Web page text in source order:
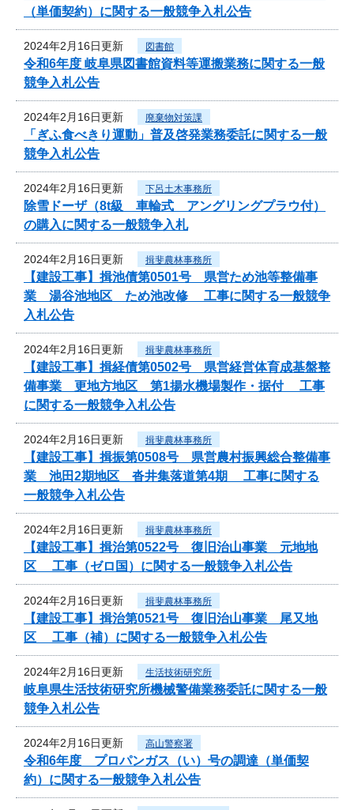
（単価契約）に関する一般競争入札公告
2024年2月16日更新 図書館
令和6年度 岐阜県図書館資料等運搬業務に関する一般
競争入札公告
2024年2月16日更新 廃棄物対策課
「ぎふ食べきり運動」普及啓発業務委託に関する一般
競争入札公告
2024年2月16日更新 下呂土木事務所
除雪ドーザ（8t級 車輪式 アングリングプラウ付）
の購入に関する一般競争入札
2024年2月16日更新 揖斐農林事務所
【建設工事】揖池債第0501号 県営ため池等整備事
業 湯谷池地区 ため池改修 工事に関する一般競争
入札公告
2024年2月16日更新 揖斐農林事務所
【建設工事】揖経債第0502号 県営経営体育成基盤整
備事業 更地方地区 第1揚水機場製作・据付 工事
に関する一般競争入札公告
2024年2月16日更新 揖斐農林事務所
【建設工事】揖振第0508号 県営農村振興総合整備事
業 池田2期地区 沓井集落道第4期 工事に関する
一般競争入札公告
2024年2月16日更新 揖斐農林事務所
【建設工事】揖治第0522号 復旧治山事業 元地地
区 工事（ゼロ国）に関する一般競争入札公告
2024年2月16日更新 揖斐農林事務所
【建設工事】揖治第0521号 復旧治山事業 尾又地
区 工事（補）に関する一般競争入札公告
2024年2月16日更新 生活技術研究所
岐阜県生活技術研究所機械警備業務委託に関する一般
競争入札公告
2024年2月16日更新 高山警察署
令和6年度 プロパンガス（い）号の調達（単価契
約）に関する一般競争入札公告